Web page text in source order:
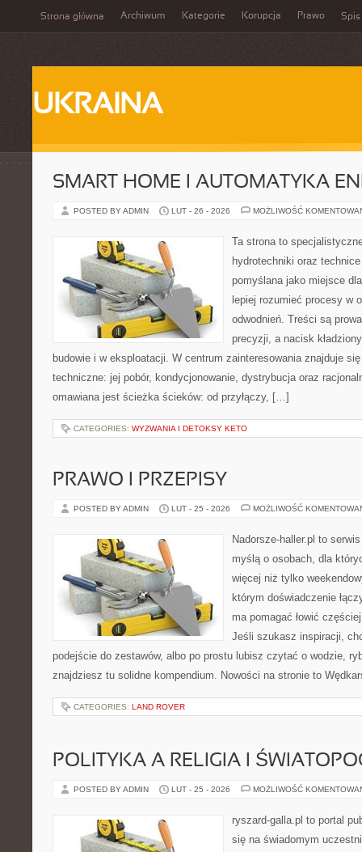
Strona główna Archiwum Kategorie Korupcja Prawo Spis
UKRAINA
SMART HOME I AUTOMATYKA
POSTED BY ADMIN LUT - 26 - 2026 MOŻLIWOŚĆ
Ta strona to
hydrotechniki oraz
pomyślana jako miejsce
lepiej rozumieć procesy w
odwodnień. Treści są
precyzji, a nacisk
budowie i w eksploatacji. W centrum zainteresowania znajduje
techniczne: jej pobór, kondycjonowanie, dystrybucja oraz
omawiana jest ścieżka ścieków: od przyłączy, […]
CATEGORIES: WYZWANIA I DETOKSY KETO
PRAWO I PRZEPISY
POSTED BY ADMIN LUT - 25 - 2026 MOŻLIWOŚĆ
Nadorsze-haller.pl to
myślą o osobach, dla
więcej niż tylko
którym doświadczenie
ma pomagać łowić
Jeśli szukasz inspiracji,
podejście do zestawów, albo po prostu lubisz czytać o wodzie,
znajdziesz tu solidne kompendium. Nowości na stronie to
CATEGORIES: LAND ROVER
POLITYKA A RELIGIA I
POSTED BY ADMIN LUT - 25 - 2026 MOŻLIWOŚĆ
ryszard-galla.pl to portal
się na świadomym